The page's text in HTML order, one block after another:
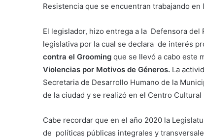
Resistencia que se encuentran trabajando en
El legislador, hizo entrega a la Defensora del
legislativa por la cual se declara de interés
contra el Grooming que se llevó a cabo este
Violencias por Motivos de Géneros. La
Secretaria de Desarrollo Humano de la
de la ciudad y se realizó en el Centro Cultural
Cabe recordar que en el año 2020 la
de políticas públicas integrales y